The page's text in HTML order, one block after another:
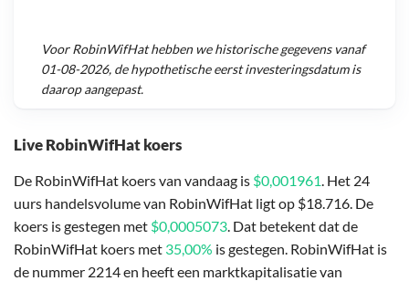
Live RobinWifHat koers
De RobinWifHat koers van vandaag is $0,001961. Het 24
uurs handelsvolume van RobinWifHat ligt op $18.716. De
koers is gestegen met $0,0005073. Dat betekent dat de
RobinWifHat koers met 35,00% is gestegen. RobinWifHat is
de nummer 2214 en heeft een marktkapitalisatie van
VoorRobinWifHathebben we historische gegevens vanaf
01-08-2026, de hypothetische eerst investeringsdatum is
daarop aangepast.